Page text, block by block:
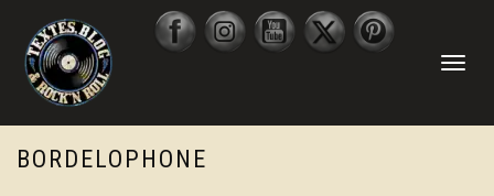
DÉPLIER
BORDELOPHONE